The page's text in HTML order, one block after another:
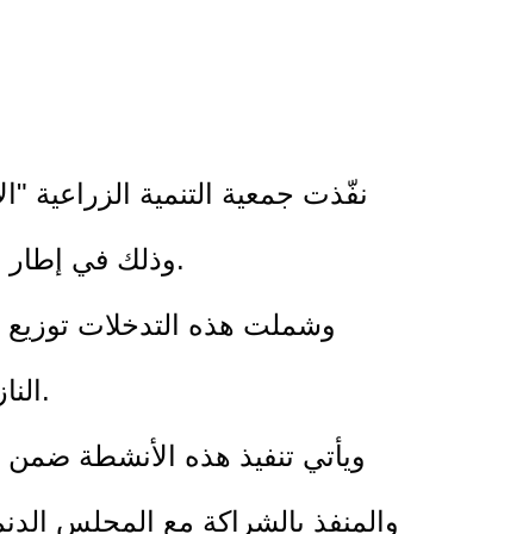
نفّذت جمعية التنمية الزراعية
وذلك في إطار الجهود الرامية إلى تحسين ظروف المعيشة وتعزيز عوامل الحماية داخل مواقع النزوح.
النازحين فيه، حيث استهدفت الأنشطة 14 موقع نزوح في محافظات خانيونس ورفح وغزة.
ويأتي تنفيذ هذه الأنشطة ضمن